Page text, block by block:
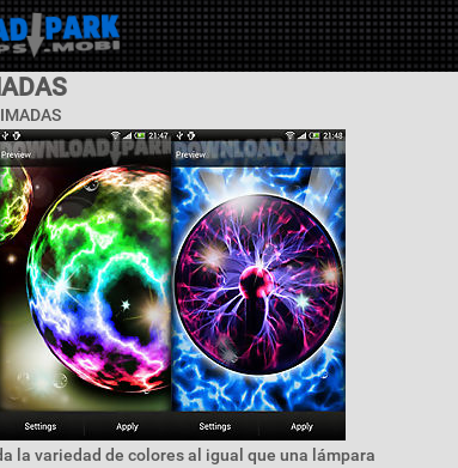
la variedad de colores al igual que una lámpara